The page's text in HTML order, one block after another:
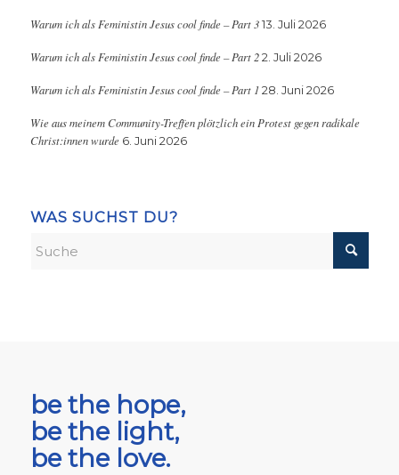
Warum ich als Feministin Jesus cool finde – Part 3 13. Juli 2026
Warum ich als Feministin Jesus cool finde – Part 2 2. Juli 2026
Warum ich als Feministin Jesus cool finde – Part 1 28. Juni 2026
Wie aus meinem Community-Treffen plötzlich ein Protest gegen radikale
Christ:innen wurde 6. Juni 2026
WAS SUCHST DU?
be the hope,
be the light,
be the love.